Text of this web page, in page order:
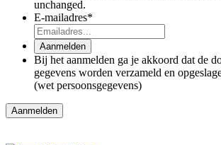
unchanged.
E-mailadres*
Aanmelden
Bij het aanmelden ga je akkoord dat de
gegevens worden verzameld en
(wet persoonsgegevens)